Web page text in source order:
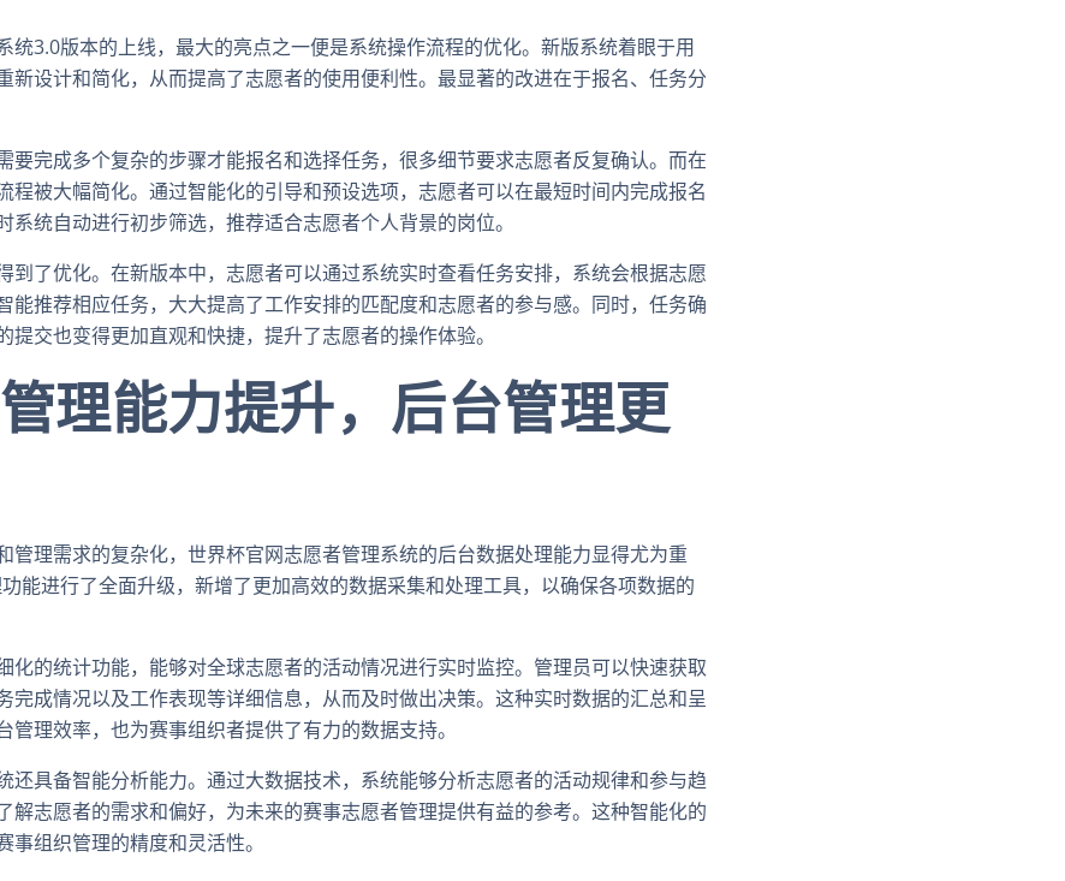
统3.0版本的上线，最大的亮点之一便是系统操作流程的优化。新版系统着眼于用
新设计和简化，从而提高了志愿者的使用便利性。最显著的改进在于报名、任务分
要完成多个复杂的步骤才能报名和选择任务，很多细节要求志愿者反复确认。而在
程被大幅简化。通过智能化的引导和预设选项，志愿者可以在最短时间内完成报名
系统自动进行初步筛选，推荐适合志愿者个人背景的岗位。
到了优化。在新版本中，志愿者可以通过系统实时查看任务安排，系统会根据志愿
能推荐相应任务，大大提高了工作安排的匹配度和志愿者的参与感。同时，任务确
提交也变得更加直观和快捷，提升了志愿者的操作体验。
理能力提升，后台管理更
管理需求的复杂化，世界杯官网志愿者管理系统的后台数据处理能力显得尤为重
能进行了全面升级，新增了更加高效的数据采集和处理工具，以确保各项数据的
化的统计功能，能够对全球志愿者的活动情况进行实时监控。管理员可以快速获取
完成情况以及工作表现等详细信息，从而及时做出决策。这种实时数据的汇总和呈
管理效率，也为赛事组织者提供了有力的数据支持。
还具备智能分析能力。通过大数据技术，系统能够分析志愿者的活动规律和参与趋
解志愿者的需求和偏好，为未来的赛事志愿者管理提供有益的参考。这种智能化的
组织管理的精度和灵活性。